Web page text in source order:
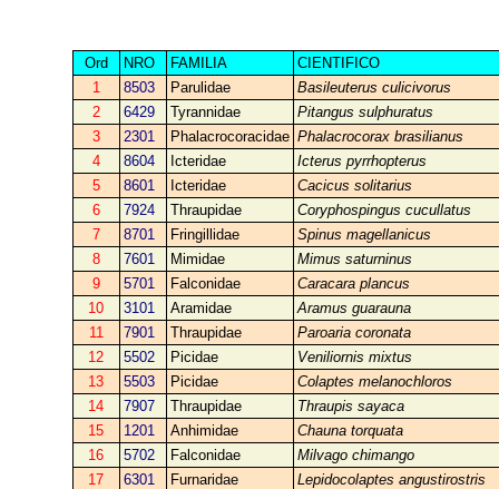
Ord NRO FAMILIA
CIENTIFICO
1
8503 Parulidae
Basileuterus culicivorus
2
6429 Tyrannidae
Pitangus sulphuratus
3
2301 Phalacrocoracidae Phalacrocorax brasilianus
4
8604 Icteridae
Icterus pyrrhopterus
5
8601 Icteridae
Cacicus solitarius
6
7924 Thraupidae
Coryphospingus cucullatus
7
8701 Fringillidae
Spinus magellanicus
8
7601 Mimidae
Mimus saturninus
9
5701 Falconidae
Caracara plancus
10
3101 Aramidae
Aramus guarauna
11
7901 Thraupidae
Paroaria coronata
12
5502 Picidae
Veniliornis mixtus
13
5503 Picidae
Colaptes melanochloros
14
7907 Thraupidae
Thraupis sayaca
15
1201 Anhimidae
Chauna torquata
16
5702 Falconidae
Milvago chimango
17
6301 Furnaridae
Lepidocolaptes angustirostris